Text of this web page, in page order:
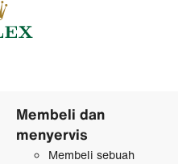
Membeli dan
menyervis
Membeli sebuah